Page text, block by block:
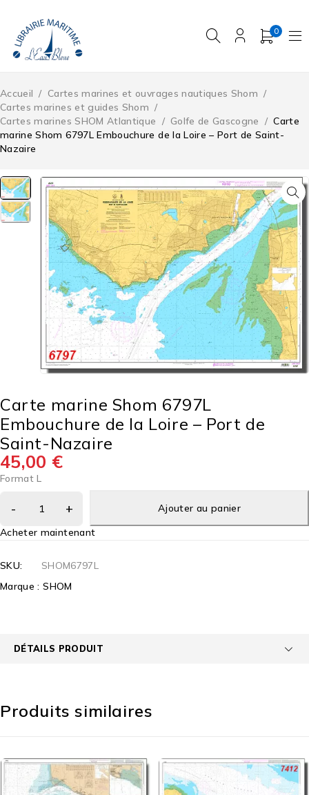
0
Accueil / Cartes marines et ouvrages nautiques Shom /
Cartes marines et guides Shom /
Cartes marines SHOM Atlantique / Golfe de Gascogne / Carte
marine Shom 6797L Embouchure de la Loire – Port de Saint-
Nazaire
Carte marine Shom 6797L
Embouchure de la Loire – Port de
Saint-Nazaire
45,00 €
Format L
Ajouter au panier
Acheter maintenant
SKU:
SHOM6797L
Marque :SHOM
DÉTAILS PRODUIT
Produits similaires